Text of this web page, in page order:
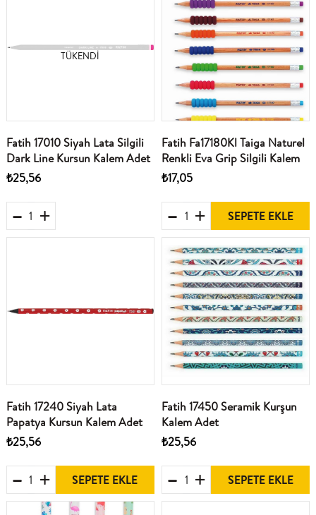
TÜKENDI
Fatih 17010 Siyah Lata Silgili
Dark Line Kursun Kalem Adet
₺25,56
Fatih Fa17180Kl Taiga Naturel
Renkli Eva Grip Silgili Kalem
₺17,05
SEPETE EKLE
Fatih 17240 Siyah Lata
Papatya Kursun Kalem Adet
₺25,56
SEPETE EKLE
Fatih 17450 Seramik Kurşun
Kalem Adet
₺25,56
SEPETE EKLE